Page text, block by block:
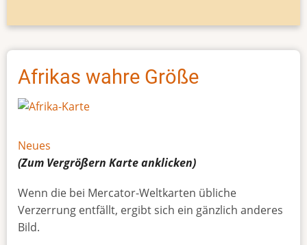
Afrikas wahre Größe
Neues
(Zum Vergrößern Karteanklicken)
Wenn die bei Mercator-Weltkarten übliche
Verzerrung entfällt, ergibt sich ein gänzlich anderes
Bild.